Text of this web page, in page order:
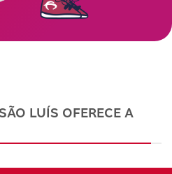
LUÍS OFERECE A